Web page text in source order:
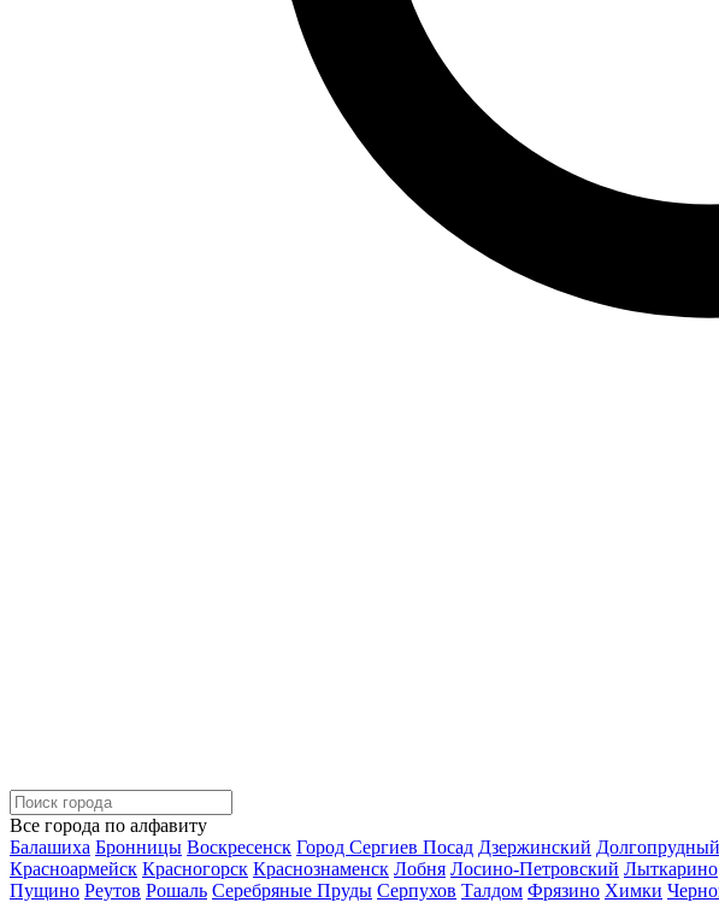
Все города по алфавиту
Балашиха Бронницы Воскресенск Город Сергиев Посад Дзержинский Долгопрудный
Красноармейск Красногорск Краснознаменск Лобня Лосино-Петровский Лыткарино
Пущино Реутов Рошаль Серебряные Пруды Серпухов Талдом Фрязино Химки